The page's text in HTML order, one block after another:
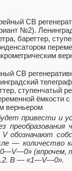
СВ
ступенчатый
верньером
привести и
преобразования
обозначают
— количество
(впрочем,
В — «1—V—0».